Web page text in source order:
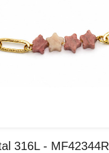
316L - MF42344R